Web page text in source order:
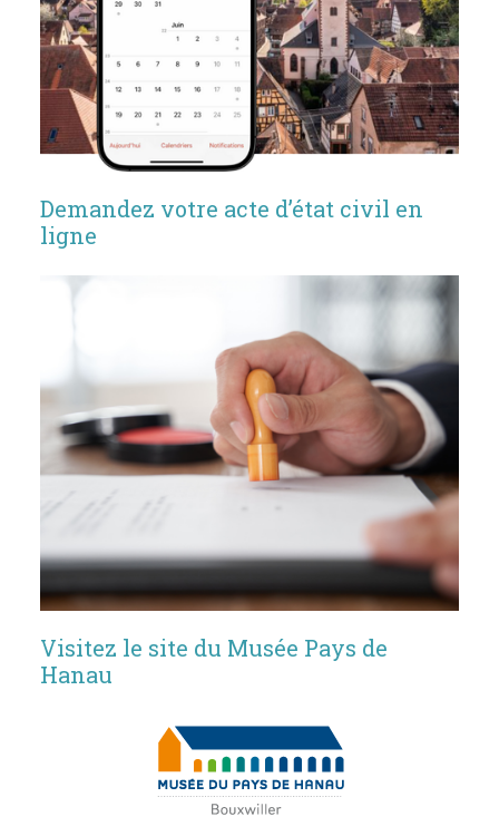
Demandez votre acte d’état civil en
ligne
Visitez le site du Musée Pays de
Hanau